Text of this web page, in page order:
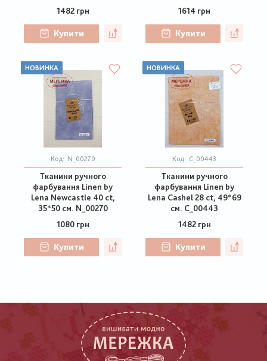
1482 грн
Купити
1614 грн
Купити
НОВИНКА
Код: N_00270
Тканини ручного
фарбування Linen by
Lena Newcastle 40 ct,
35*50 см. N_00270
1080 грн
Купити
НОВИНКА
Код: C_00443
Тканини ручного
фарбування Linen by
Lena Cashel 28 ct, 49*69
см. C_00443
1482 грн
Купити